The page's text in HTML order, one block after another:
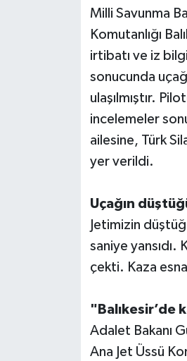
Milli Savunma
Komutanlığı
irtibatı ve iz
sonucunda
ulaşılmıştır.
incelemeler
ailesine, Türk
yer verildi.
Uçağın
Jetimizin
saniye
çekti. Kaza
"Balıkesir’de
Adalet Bakanı
Ana Jet Üssü